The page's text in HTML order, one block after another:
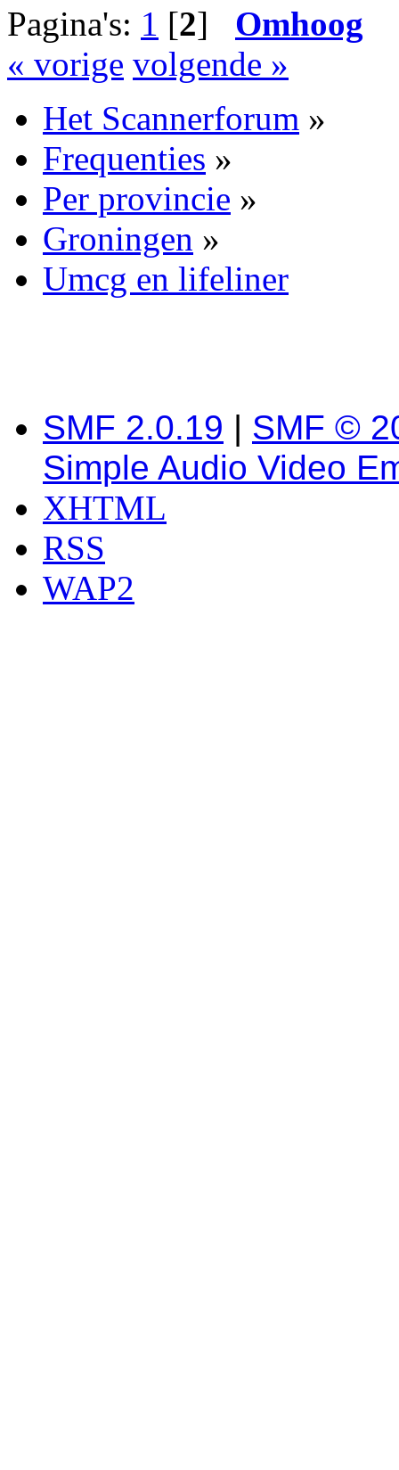
Pagina's: 1 [2] Omhoog
« vorige volgende »
Het Scannerforum »
Frequenties »
Per provincie »
Groningen »
Umcg en lifeliner
SMF 2.0.19 | SMF ©
Simple Audio Video
XHTML
RSS
WAP2